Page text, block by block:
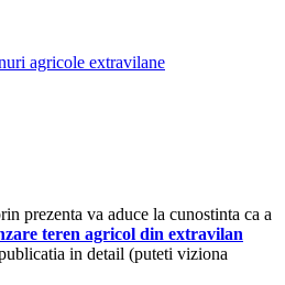
agricole extravilane
prezenta va aduce la cunostinta ca a
teren agricol din extravilan
in detail (puteti viziona